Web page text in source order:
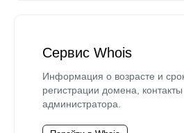
Сервис Whois
Информация о возрасте и
регистрации домена, контакты
администратора.